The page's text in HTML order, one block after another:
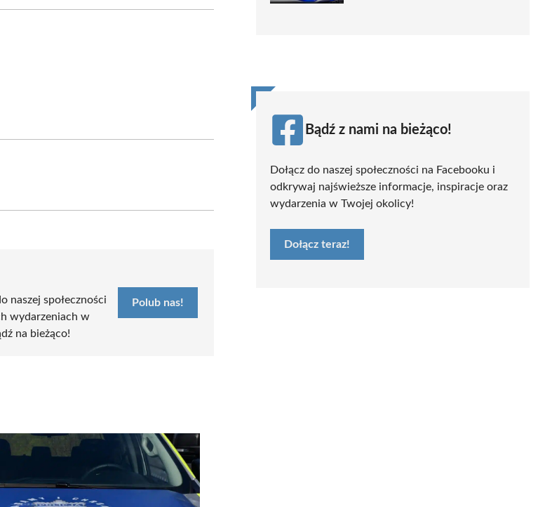
naszej społeczności
wydarzeniach w
na bieżąco!
Polub nas!
Bądź z nami na bieżąco!
Dołącz do naszej społeczności na Facebooku i
odkrywaj najświeższe informacje, inspiracje oraz
wydarzenia w Twojej okolicy!
Dołącz teraz!